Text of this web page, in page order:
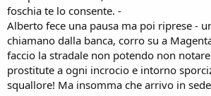
foschia te lo consente. -
Alberto fece una pausa ma poi riprese -
chiamano dalla banca, corro su a
faccio la stradale non potendo non
prostitute a ogni incrocio e intorno
squallore! Ma insomma che arrivo in